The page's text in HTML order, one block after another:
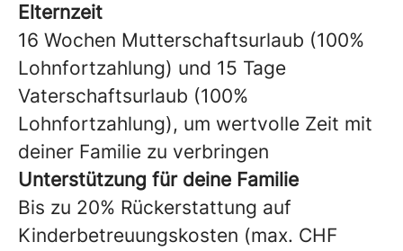
Elternzeit
16 Wochen Mutterschaftsurlaub (100%
Lohnfortzahlung) und 15 Tage
Vaterschaftsurlaub (100%
Lohnfortzahlung), um wertvolle Zeit mit
deiner Familie zu verbringen
Unterstützung für deine Familie
Bis zu 20% Rückerstattung auf
Kinderbetreuungskosten (max. CHF